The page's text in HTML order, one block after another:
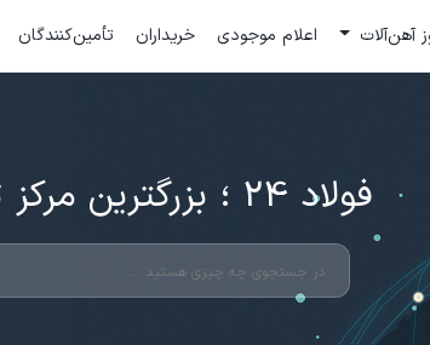
آهن‌آلات اعلام موجودی خریداران تأمین‌کنندگان
فولاد 24 ؛ بزرگترین مرکز تجارت آنلاین فلزات